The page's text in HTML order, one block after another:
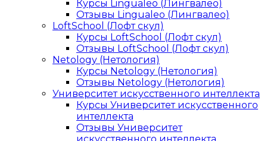
Курсы Lingualeo (Лингвалео)
Отзывы Lingualeo (Лингвалео)
LoftSchool (Лофт скул)
Курсы LoftSchool (Лофт скул)
Отзывы LoftSchool (Лофт скул)
Netology (Нетология)
Курсы Netology (Нетология)
Отзывы Netology (Нетология)
Университет искусственного интеллекта
Курсы Университет искусственного
интеллекта
Отзывы Университет